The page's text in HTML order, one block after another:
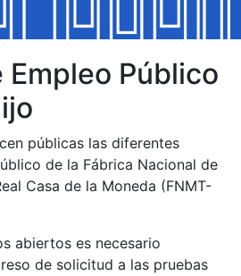
Público
públicas las diferentes
de la Fábrica Nacional de
Casa de la Moneda (FNMT-
abiertos es necesario
de solicitud a las pruebas